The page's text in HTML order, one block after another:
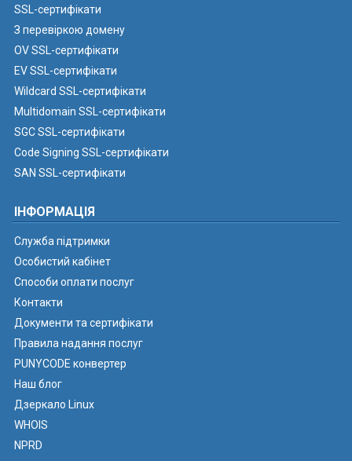
SSL-сертифікати
З перевіркою домену
OV SSL-сертифікати
EV SSL-сертифікати
Wildcard SSL-сертифікати
Multidomain SSL-сертифікати
SGC SSL-сертифікати
Code Signing SSL-сертифікати
SAN SSL-сертифікати
ІНФОРМАЦІЯ
Служба підтримки
Особистий кабінет
Способи оплати послуг
Контакти
Документи та сертифікати
Правила надання послуг
PUNYCODE конвертер
Наш блог
Дзеркало Linux
WHOIS
NPRD